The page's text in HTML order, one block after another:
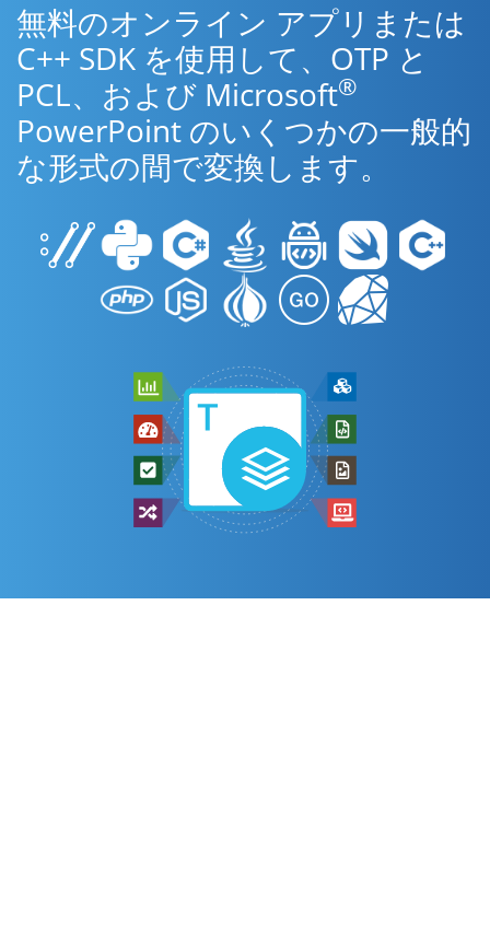
無料のオンライン アプリまたは
C++ SDK を使用して、OTP と
PCL、および Microsoft®
PowerPoint のいくつかの一般的
な形式の間で変換します。